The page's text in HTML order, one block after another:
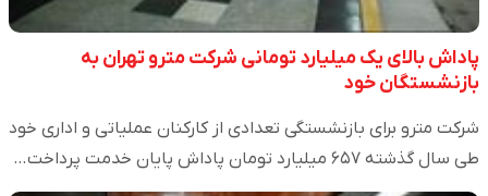
پاداش بالای یک میلیارد تومانی شرکت مترو تهران به
بازنشستگان خود
شرکت مترو برای بازنشستگی تعدادی از کارکنان عملیاتی و اداری خود
طی سال گذشته ۶۵۷ میلیارد تومان پاداش پایان خدمت پرداخت…